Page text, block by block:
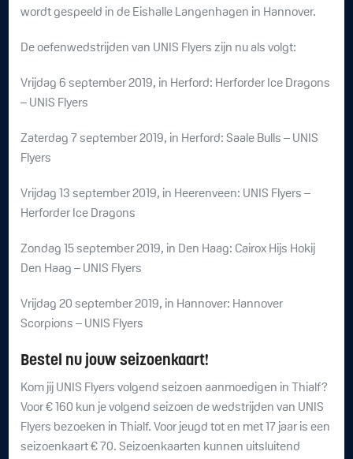
wordt gespeeld in de Eishalle Langenhagen in Hannover.
De oefenwedstrijden van UNIS Flyers zijn nu als volgt:
Vrijdag 6 september 2019, in Herford: Herforder Ice Dragons
– UNIS Flyers
Zaterdag 7 september 2019, in Herford: Saale Bulls – UNIS
Flyers
Vrijdag 13 september 2019, in Heerenveen: UNIS Flyers –
Herforder Ice Dragons
Zondag 15 september 2019, in Den Haag: Cairox Hijs Hokij
Den Haag – UNIS Flyers
Vrijdag 20 september 2019, in Hannover: Hannover
Scorpions – UNIS Flyers
Bestel nu jouw seizoenkaart!
Kom jij UNIS Flyers volgend seizoen aanmoedigen in Thialf?
Voor € 160 kun je volgend seizoen de wedstrijden van UNIS
Flyers bezoeken in Thialf. Voor jeugd tot en met 17 jaar is een
seizoenkaart € 70. Seizoenkaarten kunnen uitsluitend